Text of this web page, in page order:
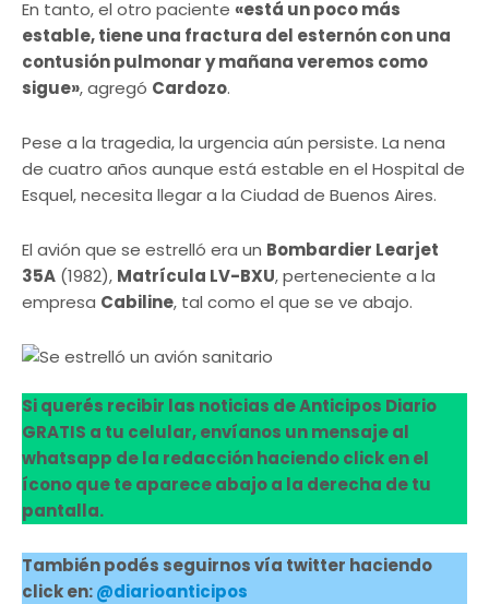
En tanto, el otro paciente «está un poco más
estable, tiene una fractura del esternón con una
contusión pulmonar y mañana veremos como
sigue», agregó Cardozo.
Pese a la tragedia, la urgencia aún persiste. La nena
de cuatro años aunque está estable en el Hospital de
Esquel, necesita llegar a la Ciudad de Buenos Aires.
El avión que se estrelló era un Bombardier Learjet
35A (1982), Matrícula LV-BXU, perteneciente a la
empresa Cabiline, tal como el que se ve abajo.
Si querés recibir las noticias de Anticipos Diario
GRATIS a tu celular, envíanos un mensaje al
whatsapp de la redacción haciendo click en el
ícono que te aparece abajo a la derecha de tu
pantalla.
También podés seguirnos vía twitter haciendo
click en:@diarioanticipos